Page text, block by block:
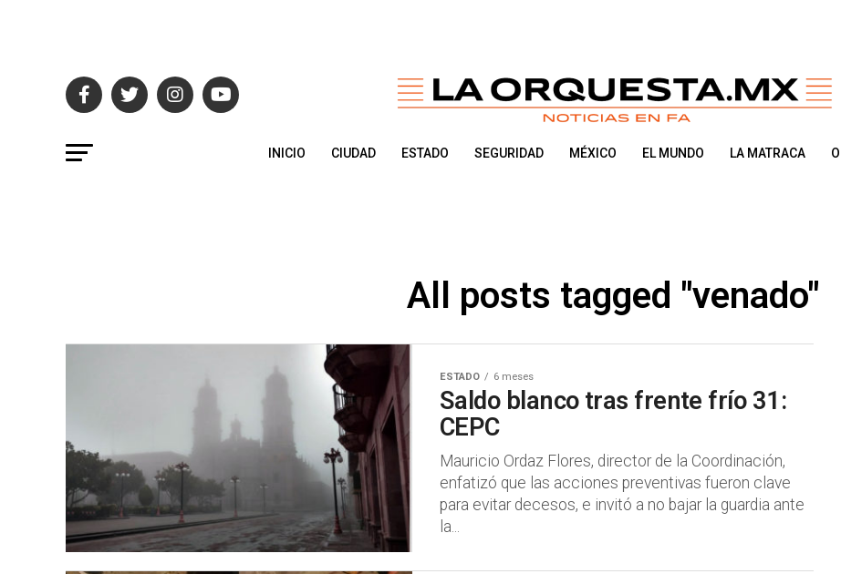
INICIO CIUDAD ESTADO SEGURIDAD MÉXICO EL MUNDO LA MATRACA
All posts tagged "venado"
ESTADO 6 meses
Saldo blanco tras frente frío 31:
CEPC
Mauricio Ordaz Flores, director de la Coordinación,
enfatizó que las acciones preventivas fueron clave
para evitar decesos, e invitó a no bajar la guardia ante
la...